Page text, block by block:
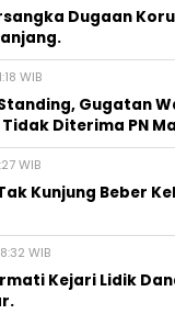
Dugaan
WIB
Gugatan
Tidak Diterima PN
WIB
Kunjung Beber
WIB
Kejari Lidik